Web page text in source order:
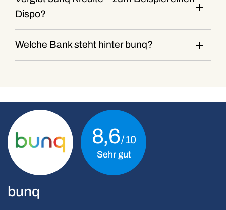
Dispo?
Welche Bank steht hinter bunq?
bunq
8,6
Sehr gut